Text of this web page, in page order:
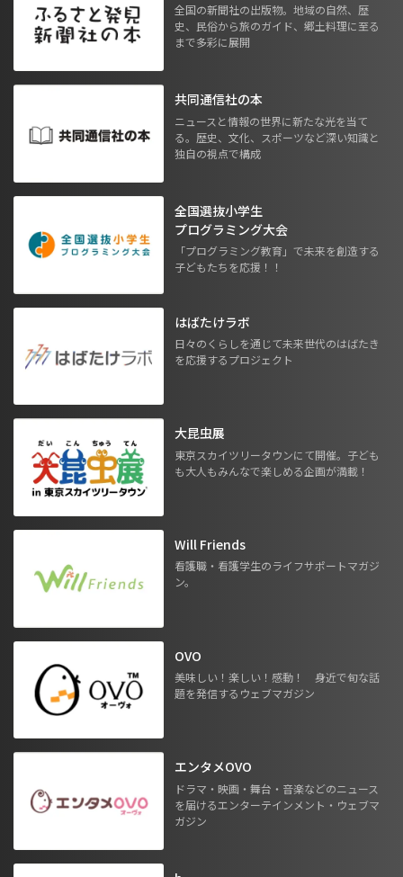
全国の新聞社の出版物。地域の自然、歴
史、民俗から旅のガイド、郷土料理に至る
まで多彩に展開
共同通信社の本
ニュースと情報の世界に新たな光を当て
る。歴史、文化、スポーツなど深い知識と
独自の視点で構成
全国選抜小学生
プログラミング大会
「プログラミング教育」で未来を創造する
子どもたちを応援！！
はばたけラボ
日々のくらしを通じて未来世代のはばたき
を応援するプロジェクト
大昆虫展
東京スカイツリータウンにて開催。子ども
も大人もみんなで楽しめる企画が満載！
Will Friends
看護職・看護学生のライフサポートマガジ
ン。
OVO
美味しい！楽しい！感動！ 身近で旬な話
題を発信するウェブマガジン
エンタメOVO
ドラマ・映画・舞台・音楽などのニュース
を届けるエンターテインメント・ウェブマ
ガジン